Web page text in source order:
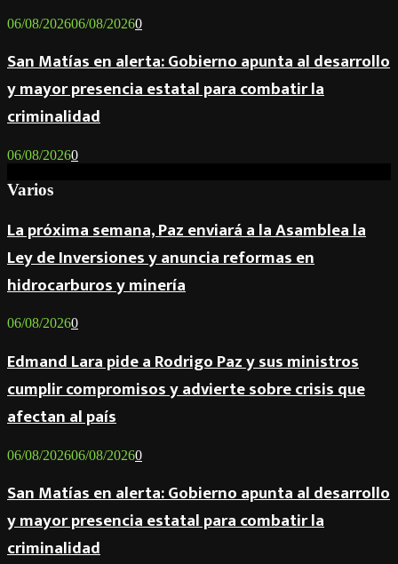
06/08/202606/08/20260
San Matías en alerta: Gobierno apunta al desarrollo
y mayor presencia estatal para combatir la
criminalidad
06/08/20260
Varios
La próxima semana, Paz enviará a la Asamblea la
Ley de Inversiones y anuncia reformas en
hidrocarburos y minería
06/08/20260
Edmand Lara pide a Rodrigo Paz y sus ministros
cumplir compromisos y advierte sobre crisis que
afectan al país
06/08/202606/08/20260
San Matías en alerta: Gobierno apunta al desarrollo
y mayor presencia estatal para combatir la
criminalidad